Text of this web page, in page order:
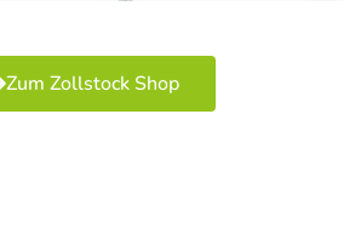
Zum Zollstock Shop